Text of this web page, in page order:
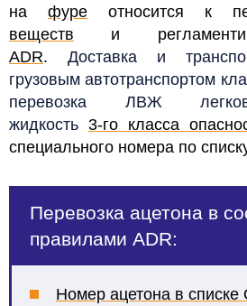
на фуре относится к
веществ и
ADR. Доставка и
грузовым автотранспортом
перевозка ЛВЖ
жидкость 3-го класса
специального номера по
Перевозка ацетона в
правилами ADR:
Номер ацетона в